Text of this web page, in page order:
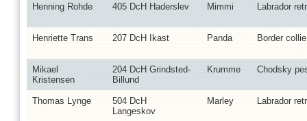
Henning Rohde 405 DcH Haderslev Mimmi Labrador
Henriette Trans 207 DcH Ikast Panda Border collie
Mikael
Kristensen
204 DcH Grindsted-
Billund
Krumme Chodsky
Thomas Lynge
504 DcH
Langeskov
Marley Labrador